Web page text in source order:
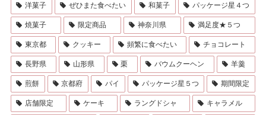
洋菓子 ぜひまた食べたい 和菓子 パッケージ星４つ
焼菓子 限定商品 神奈川県 満足度★５つ
東京都 クッキー 頻繁に食べたい チョコレート
長野県 山形県 栗 バウムクーヘン 羊羹
煎餅 京都府 パイ パッケージ星５つ 期間限定
店舗限定 ケーキ ラングドシャ キャラメル